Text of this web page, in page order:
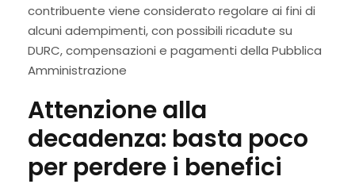
contribuente viene considerato regolare ai fini di
alcuni adempimenti, con possibili ricadute su
DURC, compensazioni e pagamenti della Pubblica
Amministrazione
Attenzione alla
decadenza: basta poco
per perdere i benefici